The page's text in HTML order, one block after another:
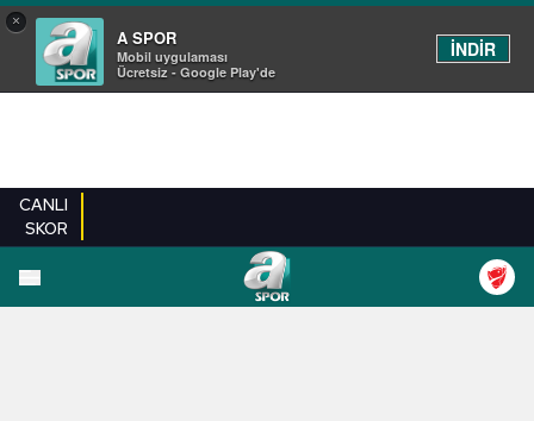
×
A SPOR
Mobil uygulaması
Ücretsiz - Google Play'de
İNDİR
CANLI
SKOR
EN YENILER